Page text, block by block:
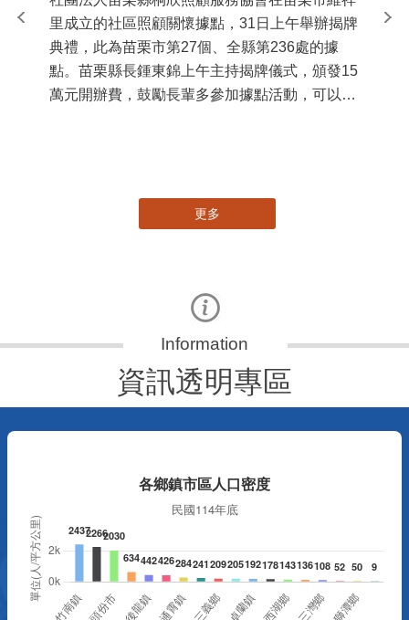
里成立的社區照顧關懷據點，31日上午舉辦揭牌
典禮，此為苗栗市第27個、全縣第236處的據
點。苗栗縣長鍾東錦上午主持揭牌儀式，頒發15
萬元開辦費，鼓勵長輩多參加據點活動，可以更
苗
更多
資訊透明專區